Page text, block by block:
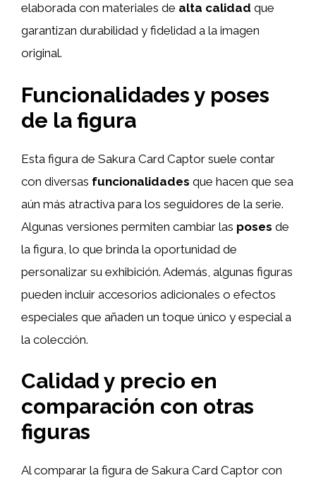
elaborada con materiales de alta calidad que
garantizan durabilidad y fidelidad a la imagen
original.
Funcionalidades y poses
de la figura
Esta figura de Sakura Card Captor suele contar
con diversas funcionalidades que hacen que sea
aún más atractiva para los seguidores de la serie.
Algunas versiones permiten cambiar las poses de
la figura, lo que brinda la oportunidad de
personalizar su exhibición. Además, algunas figuras
pueden incluir accesorios adicionales o efectos
especiales que añaden un toque único y especial a
la colección.
Calidad y precio en
comparación con otras
figuras
Al comparar la figura de Sakura Card Captor con